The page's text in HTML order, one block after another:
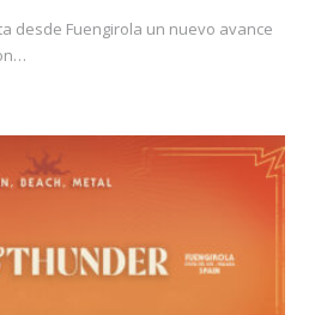
desde Fuengirola un nuevo avance